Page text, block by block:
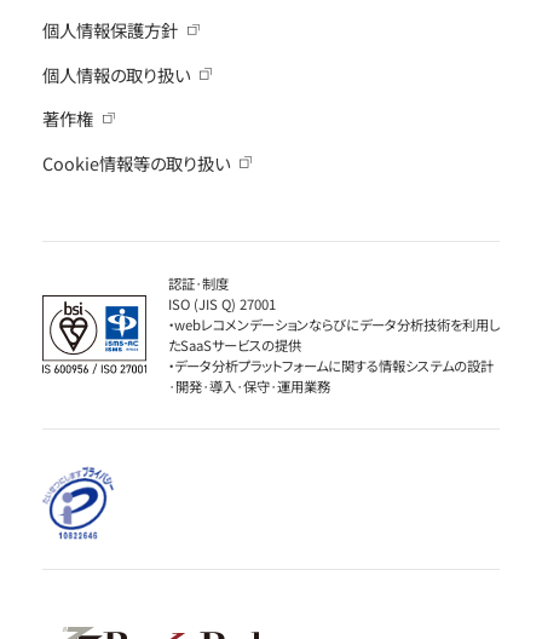
個人情報保護方針
個人情報の取り扱い
著作権
Cookie情報等の取り扱い
認証·制度
ISO (JIS Q) 27001
・webレコメンデーションならびにデータ分析技術を利用し
たSaaSサービスの提供
・データ分析プラットフォームに関する情報システムの設計
·開発·導入·保守·運用業務